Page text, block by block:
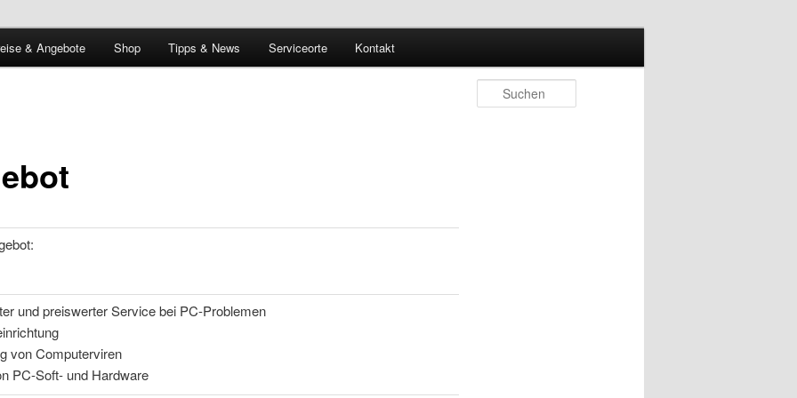
& Angebote Shop Tipps & News Serviceorte Kontakt
und preiswerter Service bei PC-Problemen
von Computerviren
PC-Soft- und Hardware